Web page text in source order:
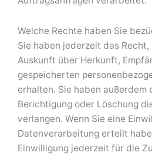
Welche Rechte haben Sie
Sie haben jederzeit das
Auskunft über Herkunft,
gespeicherten
erhalten. Sie haben außerdem
Berichtigung oder Löschung
verlangen. Wenn Sie eine
Datenverarbeitung erteilt
Einwilligung jederzeit für die